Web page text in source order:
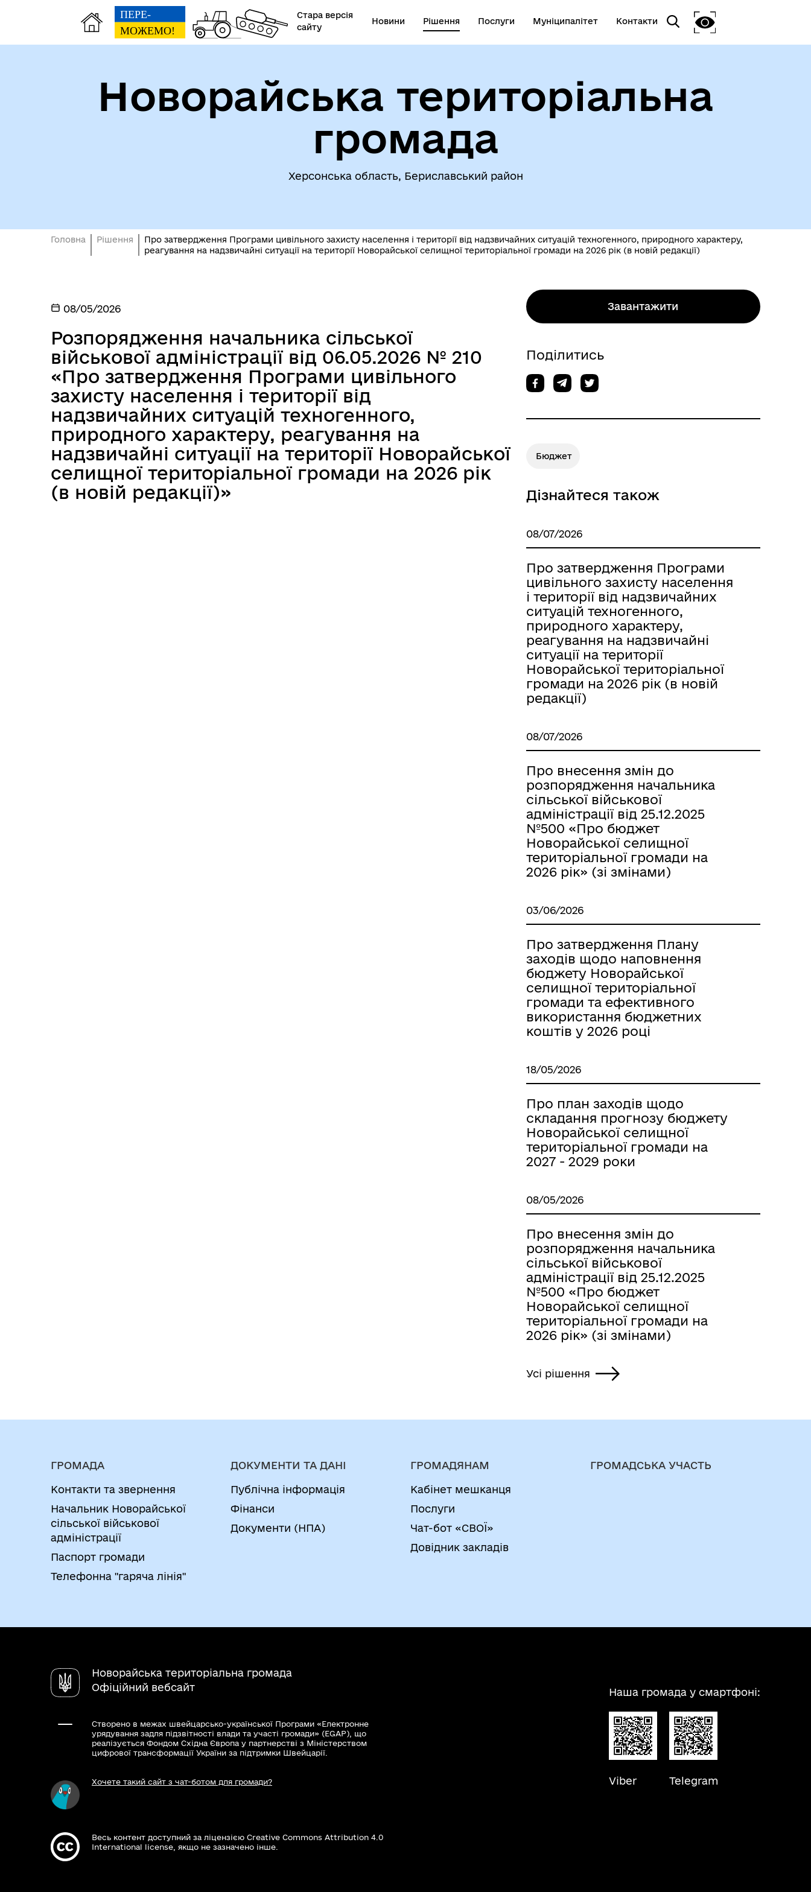
Стара версія
сайту
Новини Рішення Послуги Муніципалітет Контакти
Новорайська територіальна
громада
Херсонська область, Бериславський район
Головна Рішення
Про затвердження Програми цивільного захисту населення і території від надзвичайних ситуацій техногенного, природного характеру,
реагування на надзвичайні ситуації на території Новорайської селищної територіальної громади на 2026 рік (в новій редакції)
08/05/2026
Розпорядження начальника сільської
військової адміністрації від 06.05.2026 № 210
«Про затвердження Програми цивільного
захисту населення і території від
надзвичайних ситуацій техногенного,
природного характеру, реагування на
надзвичайні ситуації на території Новорайської
селищної територіальної громади на 2026 рік
(в новій редакції)»
Завантажити
Поділитись
Бюджет
Дізнайтеся також
08/07/2026
Про затвердження Програми
цивільного захисту населення
і території від надзвичайних
ситуацій техногенного,
природного характеру,
реагування на надзвичайні
ситуації на території
Новорайської територіальної
громади на 2026 рік (в новій
редакції)
08/07/2026
Про внесення змін до
розпорядження начальника
сільської військової
адміністрації від 25.12.2025
№500 «Про бюджет
Новорайської селищної
територіальної громади на
2026 рік» (зі змінами)
03/06/2026
Про затвердження Плану
заходів щодо наповнення
бюджету Новорайської
селищної територіальної
громади та ефективного
використання бюджетних
коштів у 2026 році
18/05/2026
Про план заходів щодо
складання прогнозу бюджету
Новорайської селищної
територіальної громади на
2027 - 2029 роки
08/05/2026
Про внесення змін до
розпорядження начальника
сільської військової
адміністрації від 25.12.2025
№500 «Про бюджет
Новорайської селищної
територіальної громади на
2026 рік» (зі змінами)
Усі рішення
ГРОМАДА
Контакти та звернення
Начальник Новорайської
сільської військової
адміністрації
Паспорт громади
Телефонна "гаряча лінія"
ДОКУМЕНТИ ТА ДАНІ
Публічна інформація
Фінанси
Документи (НПА)
ГРОМАДЯНАМ
Кабінет мешканця
Послуги
Чат-бот «СВОЇ»
Довідник закладів
ГРОМАДСЬКА УЧАСТЬ
Новорайська територіальна громада
Офіційний вебсайт
Створено в межах швейцарсько-української Програми «Електронне
урядування задля підзвітності влади та участі громади» (EGAP), що
реалізується Фондом Східна Європа у партнерстві з Міністерством
цифрової трансформації України за підтримки Швейцарії.
Хочете такий сайт з чат-ботом для громади?
Весь контент доступний за ліцензією Creative Commons Attribution 4.0
International license, якщо не зазначено інше.
Наша громада у смартфоні:
Viber Telegram